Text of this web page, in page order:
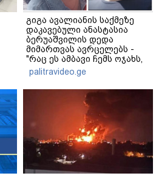
გიგა ავალიანის საქმეზე
დაკავებული ანასტასია
ბერუაშვილის დედა
მიმართვას ავრცელებს -
"რაც ეს ამბავი ჩემს ოჯახს,
ჩემს ანასტასიას გადახდა
თავს, მის მერე მე მე არ
ვარ"
palitravideo.ge